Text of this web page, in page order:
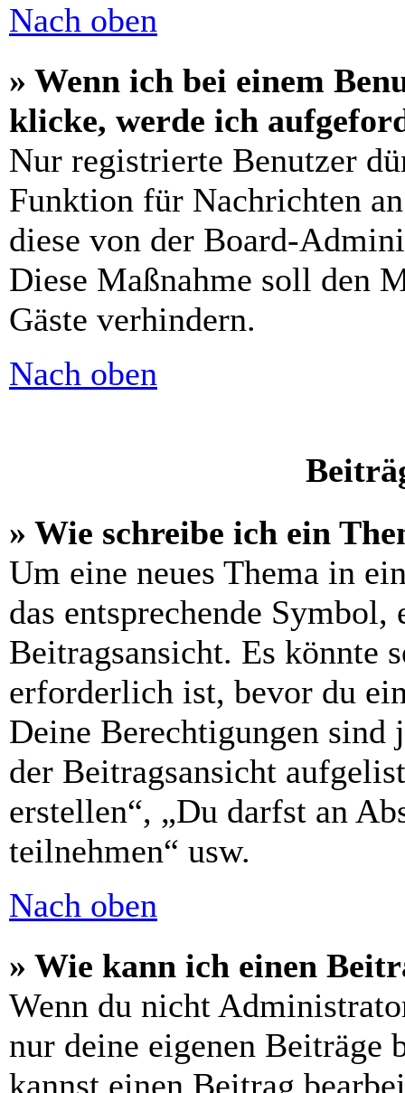
Nach oben
» Wenn ich bei einem
klicke, werde ich
Nur registrierte Benutzer
Funktion für Nachrichten
diese von der Board-
Diese Maßnahme soll den
Gäste verhindern.
Nach oben
» Wie schreibe ich ein
Um eine neues Thema in
das entsprechende
Beitragsansicht. Es könnte
erforderlich ist, bevor du
Deine Berechtigungen sind
der Beitragsansicht
erstellen“, „Du darfst an
teilnehmen“ usw.
Nach oben
» Wie kann ich einen
Wenn du nicht
nur deine eigenen Beiträge
kannst einen Beitrag